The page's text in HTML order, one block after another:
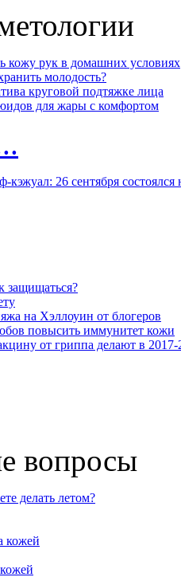
кожу рук в домашних условиях
молодость?
круговой подтяжке лица
для жары с комфортом
26 сентября
защищаться?
на Хэллоуин от блогеров
повысить иммунитет кожи
от гриппа делают в 2017-
вопросы
делать летом?
кожей